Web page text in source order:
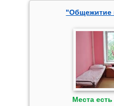
"Общежитие
Места есть